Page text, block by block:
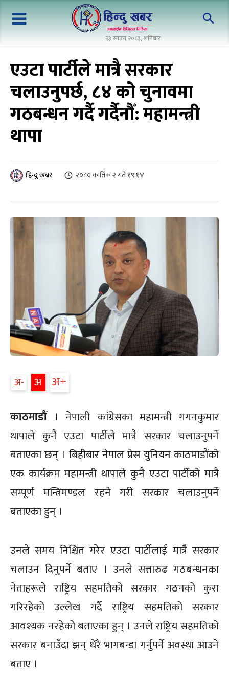
२३ साउन २०८३, शनिबार
एउटा पार्टीले मात्रै सरकार
चलाउनुपर्छ, ८४ को चुनावमा
गठबन्धन गर्दै गर्दैनौँ: महामन्त्री
थापा
हिन्दु खबर २०८० कार्तिक २ गते १९:१४
अ- अ अ+
काठमाडौं । नेपाली कांग्रेसका महामन्त्री गगनकुमार
थापाले कुनै एउटा पार्टीले मात्रै सरकार चलाउनुपर्ने
बताएका छन् । बिहीबार नेपाल प्रेस युनियन काठमाडौंको
एक कार्यक्रम महामन्त्री थापाले कुनै एउटा पार्टीको मात्रै
सम्पूर्ण मन्त्रिमण्डल रहने गरी सरकार चलाउनुपर्ने
बताएका हुन् ।
उनले समय निश्चित गरेर एउटा पार्टीलाई मात्रै सरकार
चलाउन दिनुपर्ने बताए । उनले सत्तारुढ गठबन्धनका
नेताहरूले राष्ट्रिय सहमतिको सरकार गठनको कुरा
गरिरहेको उल्लेख गर्दै राष्ट्रिय सहमतिको सरकार
आवश्यक नरहेको बताएका हुन् । उनले राष्ट्रिय सहमतिको
सरकार बनाउँदा झन् धेरै भागबन्डा गर्नुपर्ने अवस्था आउने
बताए ।